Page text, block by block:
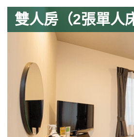
雙人房（2張單人